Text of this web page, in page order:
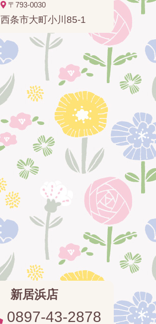
〒793-0030
西条市大町小川85-1
新居浜店
0897-43-2878